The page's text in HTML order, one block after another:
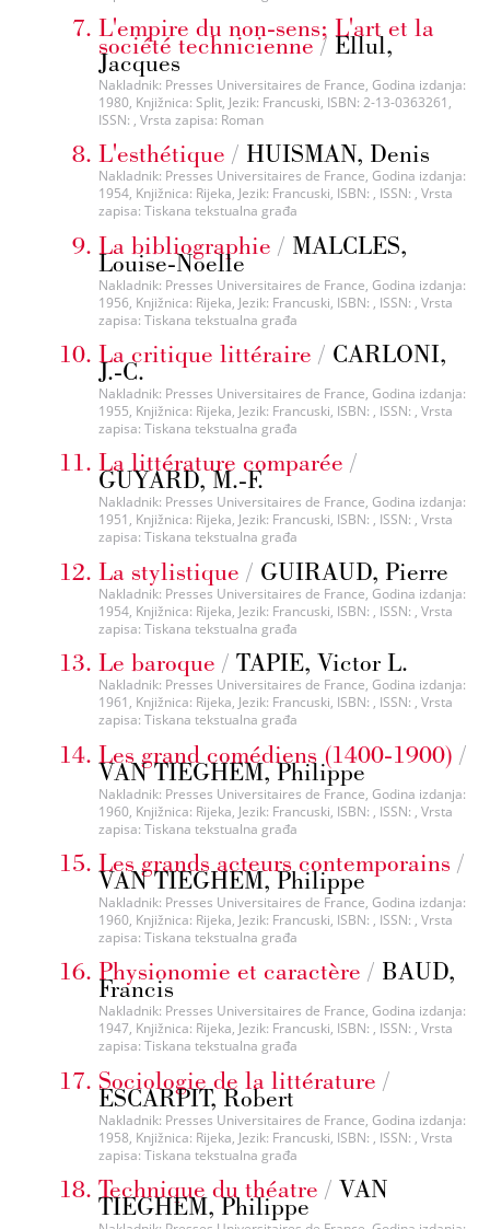
L'empire du non-sens; L'art et la
société technicienne/ Ellul,
Jacques
Nakladnik: Presses Universitaires de France, Godina izdanja:
1980, Knjižnica: Split, Jezik: Francuski, ISBN: 2-13-0363261,
ISSN: , Vrsta zapisa: Roman
L'esthétique / HUISMAN, Denis
Nakladnik: Presses Universitaires de France, Godina izdanja:
1954, Knjižnica: Rijeka, Jezik: Francuski, ISBN: , ISSN: , Vrsta
zapisa: Tiskana tekstualna građa
La bibliographie / MALCLES,
Louise-Noelle
Nakladnik: Presses Universitaires de France, Godina izdanja:
1956, Knjižnica: Rijeka, Jezik: Francuski, ISBN: , ISSN: , Vrsta
zapisa: Tiskana tekstualna građa
La critique littéraire / CARLONI,
J.-C.
Nakladnik: Presses Universitaires de France, Godina izdanja:
1955, Knjižnica: Rijeka, Jezik: Francuski, ISBN: , ISSN: , Vrsta
zapisa: Tiskana tekstualna građa
La littérature comparée /
GUYARD, M.-F.
Nakladnik: Presses Universitaires de France, Godina izdanja:
1951, Knjižnica: Rijeka, Jezik: Francuski, ISBN: , ISSN: , Vrsta
zapisa: Tiskana tekstualna građa
La stylistique / GUIRAUD, Pierre
Nakladnik: Presses Universitaires de France, Godina izdanja:
1954, Knjižnica: Rijeka, Jezik: Francuski, ISBN: , ISSN: , Vrsta
zapisa: Tiskana tekstualna građa
Le baroque / TAPIE, Victor L.
Nakladnik: Presses Universitaires de France, Godina izdanja:
1961, Knjižnica: Rijeka, Jezik: Francuski, ISBN: , ISSN: , Vrsta
zapisa: Tiskana tekstualna građa
Les grand comédiens (1400-1900) /
VAN TIEGHEM, Philippe
Nakladnik: Presses Universitaires de France, Godina izdanja:
1960, Knjižnica: Rijeka, Jezik: Francuski, ISBN: , ISSN: , Vrsta
zapisa: Tiskana tekstualna građa
Les grands acteurs contemporains /
VAN TIEGHEM, Philippe
Nakladnik: Presses Universitaires de France, Godina izdanja:
1960, Knjižnica: Rijeka, Jezik: Francuski, ISBN: , ISSN: , Vrsta
zapisa: Tiskana tekstualna građa
Physionomie et caractère / BAUD,
Francis
Nakladnik: Presses Universitaires de France, Godina izdanja:
1947, Knjižnica: Rijeka, Jezik: Francuski, ISBN: , ISSN: , Vrsta
zapisa: Tiskana tekstualna građa
Sociologie de la littérature /
ESCARPIT, Robert
Nakladnik: Presses Universitaires de France, Godina izdanja:
1958, Knjižnica: Rijeka, Jezik: Francuski, ISBN: , ISSN: , Vrsta
zapisa: Tiskana tekstualna građa
Technique du théatre / VAN
TIEGHEM, Philippe